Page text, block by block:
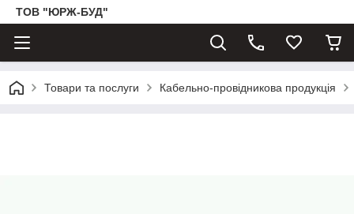
ТОВ "ЮРЖ-БУД"
Товари та послуги Кабельно-провідникова продукція